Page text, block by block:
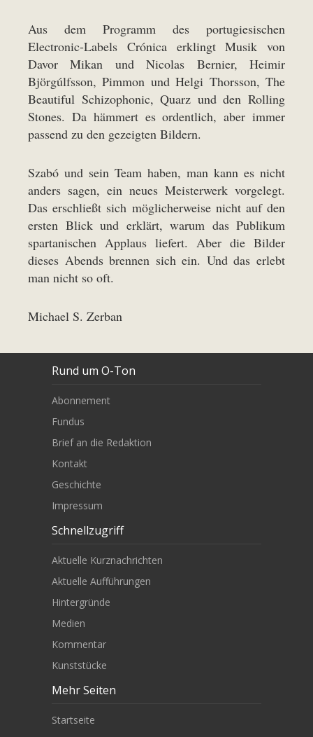
Aus dem Programm des portugiesischen
Electronic-Labels Crónica erklingt Musik von
Davor Mikan und Nicolas Bernier, Heimir
Björgúlfsson, Pimmon und Helgi Thorsson, The
Beautiful Schizophonic, Quarz und den Rolling
Stones. Da hämmert es ordentlich, aber immer
passend zu den gezeigten Bildern.
Szabó und sein Team haben, man kann es nicht
anders sagen, ein neues Meisterwerk vorgelegt.
Das erschließt sich möglicherweise nicht auf den
ersten Blick und erklärt, warum das Publikum
spartanischen Applaus liefert. Aber die Bilder
dieses Abends brennen sich ein. Und das erlebt
man nicht so oft.
Michael S. Zerban
Rund um O-Ton
Abonnement
Fundus
Brief an die Redaktion
Kontakt
Geschichte
Impressum
Schnellzugriff
Aktuelle Kurznachrichten
Aktuelle Aufführungen
Hintergründe
Medien
Kommentar
Kunststücke
Mehr Seiten
Startseite